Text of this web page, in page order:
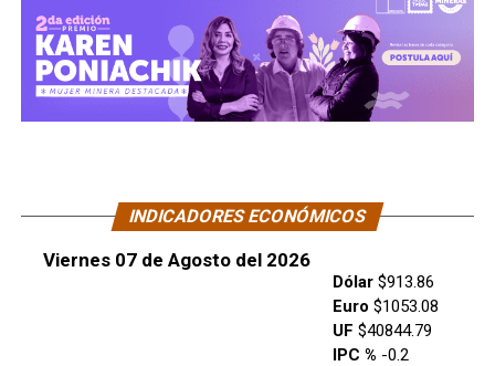
INDICADORES ECONÓMICOS
Viernes 07 de Agosto del 2026
Dólar$913.86
Euro $1053.08
UF $40844.79
IPC % -0.2